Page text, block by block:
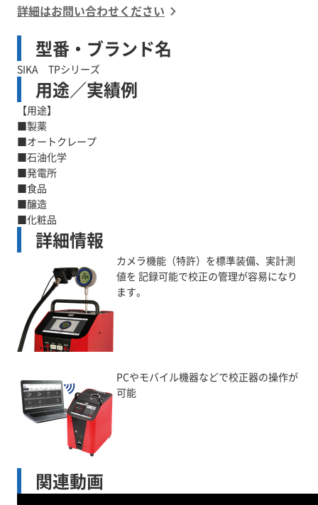
詳細はお問い合わせください
型番・ブランド名
SIKA TPシリーズ
用途／実績例
【用途】
■製薬
■オートクレープ
■石油化学
■発電所
■食品
■醸造
詳細情報
カメラ機能（特許）を標準装備、実計測
値を 記録可能で校正の管理が容易になり
ます。
PCやモバイル機器などで校正器の操作が
可能
関連動画